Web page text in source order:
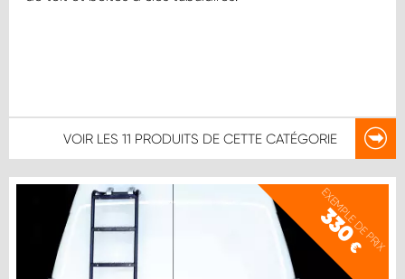
VOIR LES 11 PRODUITS DE CETTE CATÉGORIE
EXEMPLE DE PRIX
330
€